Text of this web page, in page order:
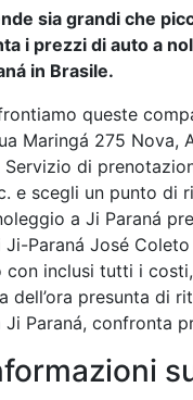
sia grandi che
i prezzi di auto a
in Brasile.
queste
Maringá 275 Nova,
Servizio di
e scegli un punto di
a Ji Paraná
Paraná José
con inclusi tutti i
dell’ora presunta di
Paraná, confronta